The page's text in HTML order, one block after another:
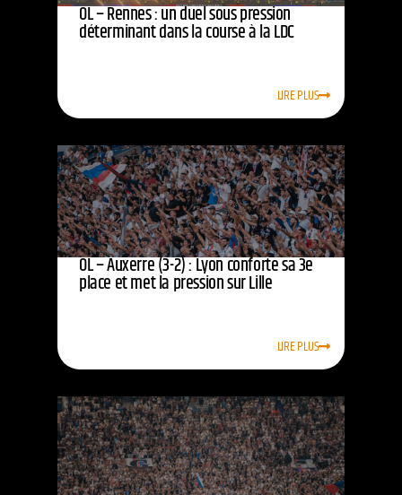
OL – Rennes : un duel sous pression
déterminant dans la course à la LDC
LIRE PLUS
OL – Auxerre (3-2) : Lyon conforte sa 3e
place et met la pression sur Lille
LIRE PLUS